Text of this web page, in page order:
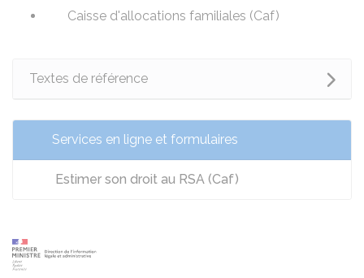
Caisse d'allocations familiales (Caf)
Textes de référence
Services en ligne et formulaires
Estimer son droit au RSA (Caf)